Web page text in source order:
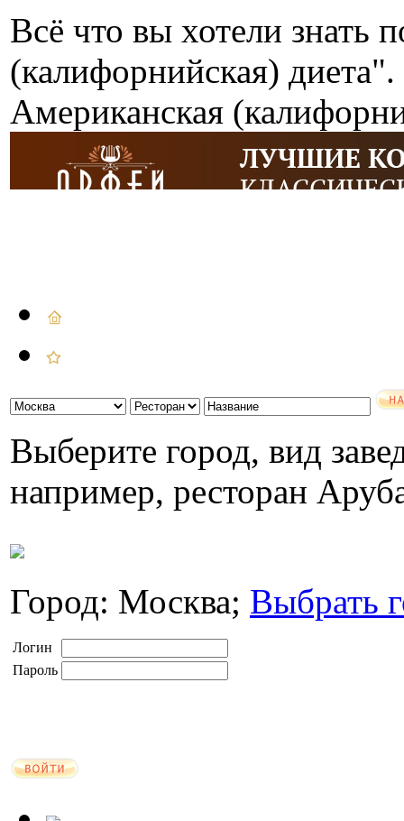
Всё что вы хотели знать
(калифорнийская)
Американская
Выберите город, вид
например, ресторан
Город: Москва; Выбрать
Логин
Пароль